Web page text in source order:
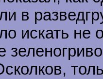
в
искать не